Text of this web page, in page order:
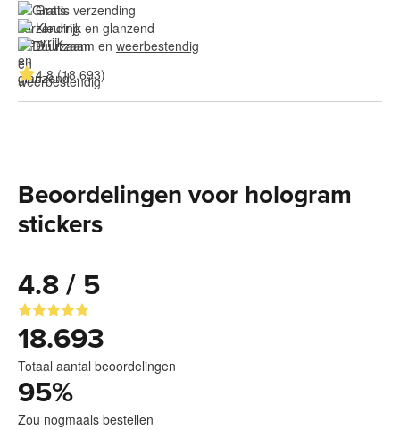
Gratis verzending
Kleurrijk en glanzend
Duurzaam en weerbestendig
4.8 (18.693)
Beoordelingen voor hologram
stickers
4.8 / 5
18.693
Totaal aantal beoordelingen
95%
Zou nogmaals bestellen